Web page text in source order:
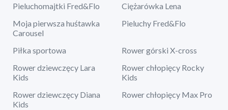
Pieluchomajtki Fred&Flo
Ciężarówka Lena
Moja pierwsza huśtawka
Carousel
Pieluchy Fred&Flo
Piłka sportowa
Rower górski X-cross
Rower dziewczęcy Lara
Kids
Rower chłopięcy Rocky
Kids
Rower dziewczęcy Diana
Kids
Rower chłopięcy Max Pro